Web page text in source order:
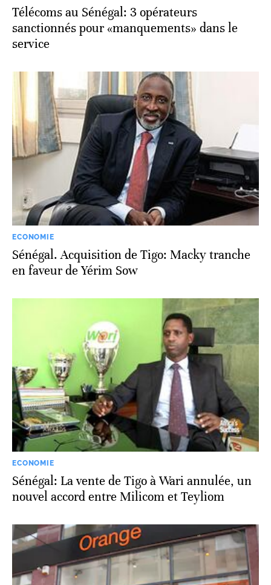
Télécoms au Sénégal: 3 opérateurs
sanctionnés pour «manquements» dans le
service
ECONOMIE
Sénégal. Acquisition de Tigo: Macky tranche
en faveur de Yérim Sow
ECONOMIE
Sénégal: La vente de Tigo à Wari annulée, un
nouvel accord entre Milicom et Teyliom